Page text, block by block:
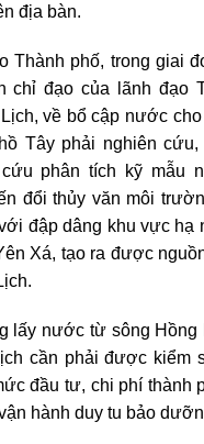
địa bàn.
Thành phố, trong giai
chỉ đạo của lãnh đạo
về bổ cập nước
Tây phải nghiên cứu,
phân tích kỹ mẫu
đổi thủy văn môi
đập dâng khu vực hạ
Xá, tạo ra được
lấy nước từ sông Hồng
cần phải được kiểm
đầu tư, chi phí thành
hành duy tu bảo